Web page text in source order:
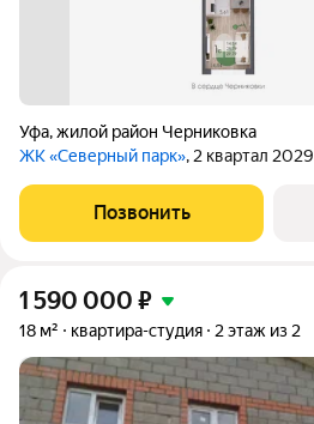
Уфа,жилой район Черниковка
ЖК «Северный парк», 2 квартал 2029
Позвонить
1 590 000 ₽
18 м² квартира-студия 2 этаж из 2